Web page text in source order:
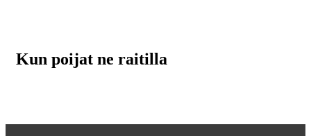
Kun poijat ne raitilla